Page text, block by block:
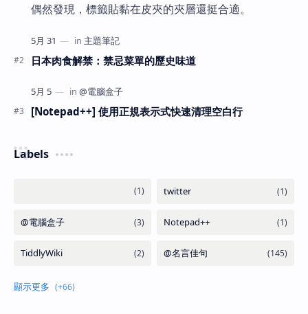
偶然發現，標籤貼黏在皮夾的夾層還挺合適。
日本肉食解禁：禁忌菜單的歷史味道
[Notepad++] 使用正規表示式快速清理空白行
Labels